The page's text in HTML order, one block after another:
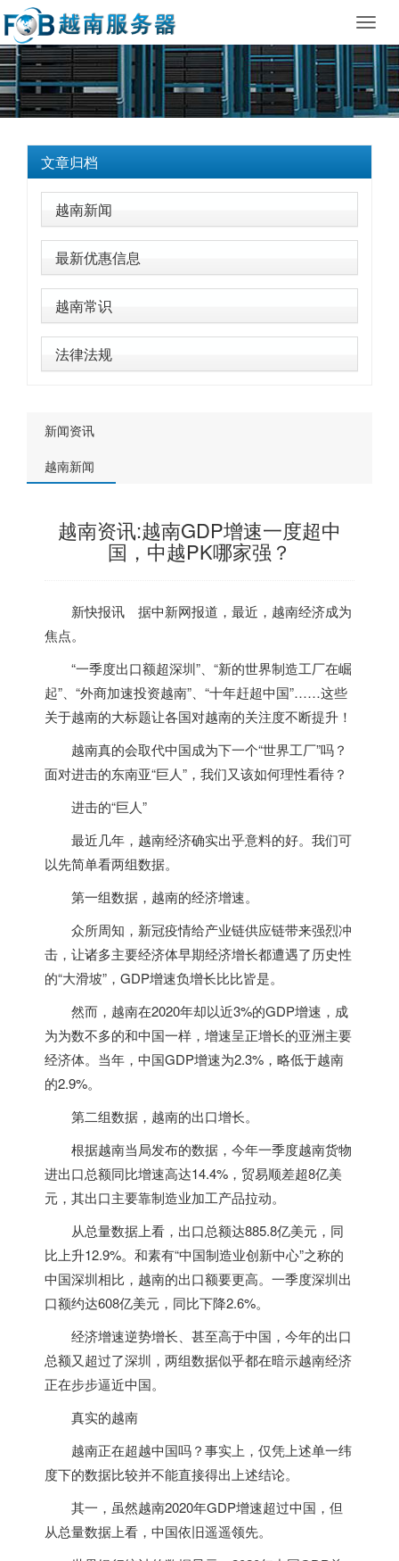
文章归档
越南新闻
最新优惠信息
越南常识
法律法规
新闻资讯
越南新闻
越南资讯:越南GDP增速一度超中
国，中越PK哪家强？
新快报讯 据中新网报道，最近， 越南经济成为
焦点。
“一季度出口额超深圳”、“新的世界制造工厂在崛
起”、“外商加速投资越南”、“十年赶超中国”……这些
关于越南的大标题让各国对越南的关注度不断提升！
越南真的会取代中国成为下一个“世界工厂”吗？
面对进击的东南亚“巨人”，我们又该如何理性看待？
进击的“巨人”
最近几年， 越南经济确实出乎意料的好。我们可
以先简单看两组数据。
第一组数据， 越南的经济增速。
众所周知，新冠疫情给产业链供应链带来强烈冲
击，让诸多主要经济体早期经济增长都遭遇了历史性
的“大滑坡”，GDP增速负增长比比皆是。
然而， 越南在2020年却以近3%的GDP增速，成
为为数不多的和中国一样，增速呈正增长的亚洲主要
经济体。当年，中国GDP增速为2.3%，略低于越南
的2.9%。
第二组数据， 越南的出口增长。
根据越南当局发布的数据，今年一季度越南货物
进出口总额同比增速高达14.4%，贸易顺差超8亿美
元，其出口主要靠制造业加工产品拉动。
从总量数据上看，出口总额达885.8亿美元，同
比上升12.9%。和素有“中国制造业创新中心”之称的
中国深圳相比， 越南的出口额要更高。一季度深圳出
口额约达608亿美元，同比下降2.6%。
经济增速逆势增长、甚至高于中国，今年的出口
总额又超过了深圳，两组数据似乎都在暗示越南经济
正在步步逼近中国。
真实的越南
越南正在超越中国吗？事实上，仅凭上述单一纬
度下的数据比较并不能直接得出上述结论。
其一，虽然越南2020年GDP增速超过中国，但
从总量数据上看，中国依旧遥遥领先。